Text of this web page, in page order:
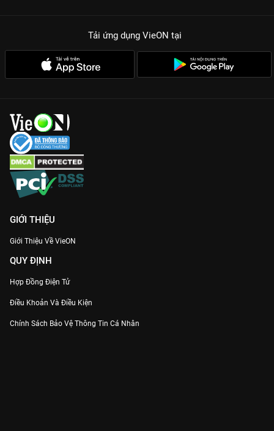
Tải ứng dụng VieON tại
GIỚI THIỆU
Giới Thiệu Về VieON
QUY ĐỊNH
Hợp Đồng Điện Tử
Điều Khoản Và Điều Kiện
Chính Sách Bảo Vệ Thông Tin Cá Nhân